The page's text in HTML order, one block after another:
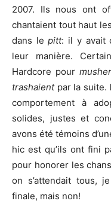
2007. Ils nous ont
chantaient tout haut
dans lepitt: il y avait
leur manière.
Hardcore pour musher
trashaient par la suite.
comportement à
solides, justes et
avons été témoins
hic est qu’ils ont fini
pour honorer les
on s’attendait tous,
finale, mais non!